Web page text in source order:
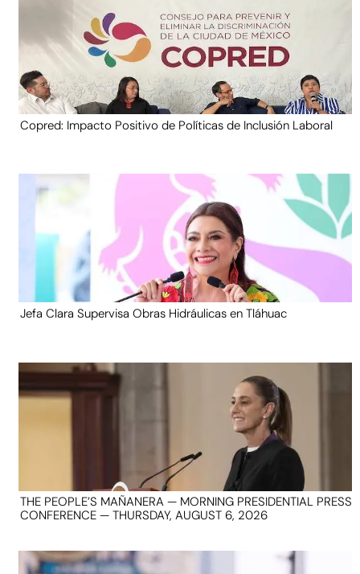
Copred: Impacto Positivo de Políticas de Inclusión Laboral
Jefa Clara Supervisa Obras Hidráulicas en Tláhuac
THE PEOPLE’S MAÑANERA — MORNING PRESIDENTIAL PRESS
CONFERENCE — THURSDAY, AUGUST 6, 2026